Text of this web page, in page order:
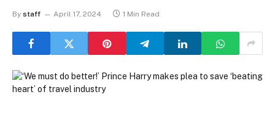
By staff April 17, 2024 1 Min Read